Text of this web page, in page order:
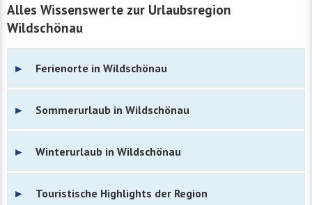
Alles Wissenswerte zur Urlaubsregion
Wildschönau
Ferienorte in Wildschönau
Sommerurlaub in Wildschönau
Winterurlaub in Wildschönau
Touristische Highlights der Region